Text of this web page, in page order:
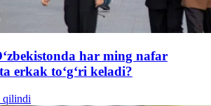
har ming nafar
erkak to‘g‘ri keladi?
qilindi